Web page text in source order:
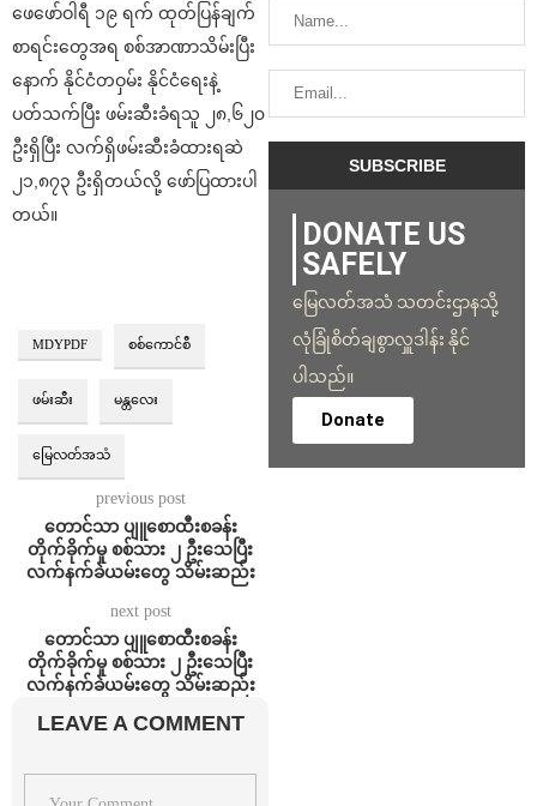
ဖေဖော်ဝါရီ ၁၉ ရက် ထုတ်ပြန်ချက်
စာရင်းတွေအရ စစ်အာဏာသိမ်းပြီး
နောက် နိုင်ငံတဝှမ်း နိုင်ငံရေးနဲ့
ပတ်သက်ပြီး ဖမ်းဆီးခံရသူ ၂၈,၆၂၀
ဦးရှိပြီး လက်ရှိဖမ်းဆီးခံထားရဆဲ
၂၁,၈၇၃ ဦးရှိတယ်လို့ ဖော်ပြထားပါ
တယ်။
MDYPDF စစ်ကောင်စီ
ဖမ်းဆီး မန္တလေး
မြေလတ်အသံ
previous post
တောင်သာ ပျူစောထီးစခန်း
တိုက်ခိုက်မှု စစ်သား ၂ ဦးသေပြီး
လက်နက်ခဲယမ်းတွေ သိမ်းဆည်း
next post
တောင်သာ ပျူစောထီးစခန်း
တိုက်ခိုက်မှု စစ်သား ၂ ဦးသေပြီး
လက်နက်ခဲယမ်းတွေ သိမ်းဆည်း
LEAVE A COMMENT
DONATE US
SAFELY
မြေလတ်အသံ သတင်းဌာနသို့
လုံခြုံစိတ်ချစွာလှူဒါန်း နိုင်
ပါသည်။
Donate